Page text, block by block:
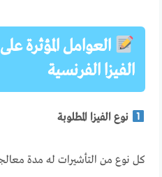
العوامل المؤثرة
الفيزا الفرنسية
نوع الفيزا المطلوبة
كل نوع من التأشيرات له مدة